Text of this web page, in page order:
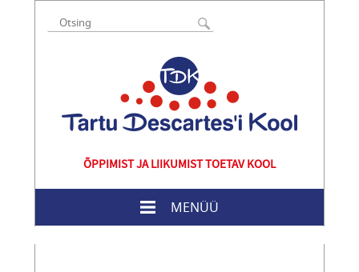
ÕPPIMIST JA LIIKUMIST TOETAV KOOL
MENÜÜ